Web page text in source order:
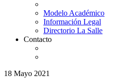
Modelo Académico
Información Legal
Directorio La Salle
Contacto
18 Mayo 2021